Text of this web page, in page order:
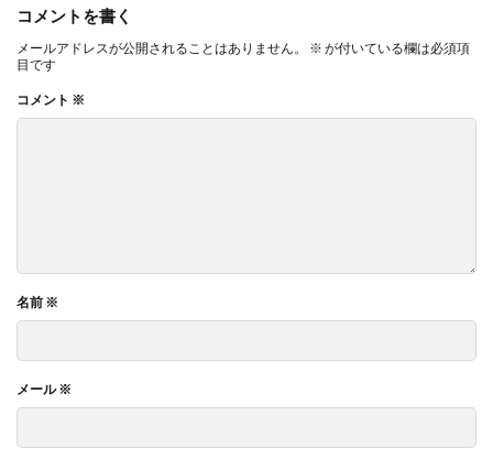
コメントを書く
メールアドレスが公開されることはありません。 ※ が付いている欄は必須項
目です
コメント ※
名前 ※
メール※